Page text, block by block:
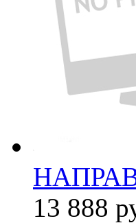
13 888